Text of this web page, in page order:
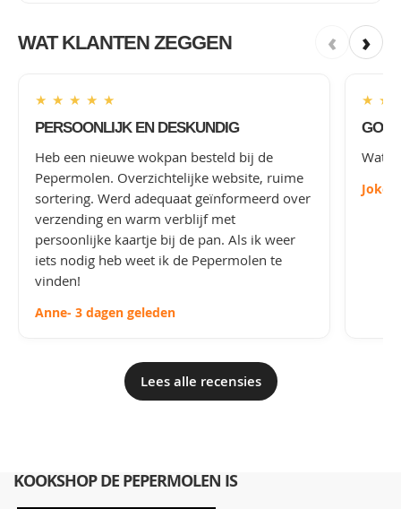
WAT KLANTEN ZEGGEN ‹ ›
★ ★ ★ ★ ★
PERSOONLIJK EN DESKUNDIG
Heb een nieuwe wokpan besteld bij de
Pepermolen. Overzichtelijke website, ruime
sortering. Werd adequaat geïnformeerd over
verzending en warm verblijf met
persoonlijke kaartje bij de pan. Als ik weer
iets nodig heb weet ik de Pepermolen te
vinden!
Anne- 3 dagen geleden
★ ★
Wat
Joke
Lees alle recensies
KOOKSHOP DE PEPERMOLEN IS